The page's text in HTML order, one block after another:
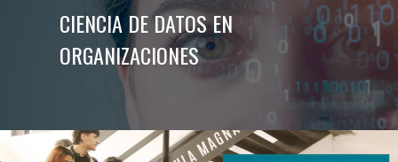
CIENCIA DE DATOS EN
ORGANIZACIONES